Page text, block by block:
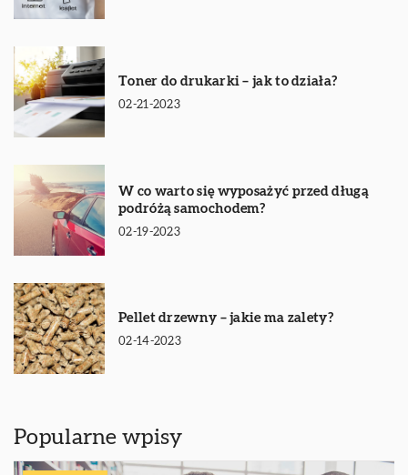
Toner do drukarki – jak to działa?
02-21-2023
W co warto się wyposażyć przed długą
podróżą samochodem?
02-19-2023
Pellet drzewny – jakie ma zalety?
02-14-2023
Popularne wpisy